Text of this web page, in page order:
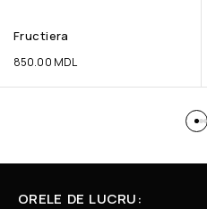
Fructiera
850.00 MDL
ORELE DE LUCRU: